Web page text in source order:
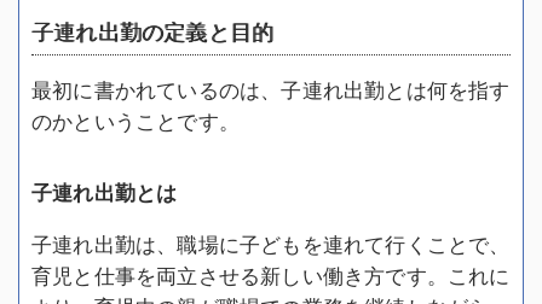
子連れ出勤の定義と目的
最初に書かれているのは、子連れ出勤とは何を指す
のかということです。
子連れ出勤とは
子連れ出勤は、職場に子どもを連れて行くことで、
育児と仕事を両立させる新しい働き方です。これに